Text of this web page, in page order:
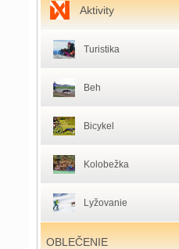
Aktivity
Turistika
Beh
Bicykel
Kolobežka
Lyžovanie
OBLEČENIE